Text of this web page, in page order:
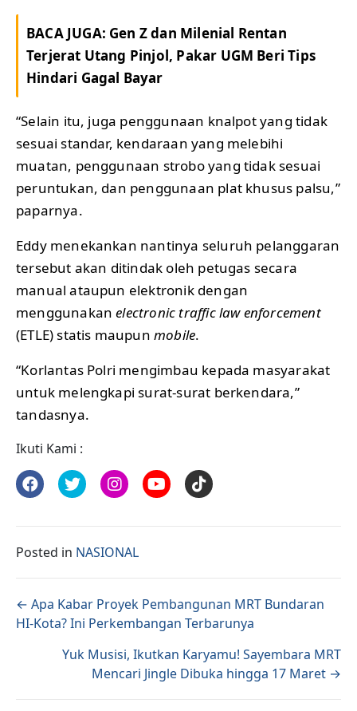
BACA JUGA: Gen Z dan Milenial Rentan
Terjerat Utang Pinjol, Pakar UGM Beri Tips
Hindari Gagal Bayar
“Selain itu, juga penggunaan knalpot yang tidak
sesuai standar, kendaraan yang melebihi
muatan, penggunaan strobo yang tidak sesuai
peruntukan, dan penggunaan plat khusus palsu,”
paparnya.
Eddy menekankan nantinya seluruh pelanggaran
tersebut akan ditindak oleh petugas secara
manual ataupun elektronik dengan
menggunakanelectronic traffic law enforcement
(ETLE) statis maupun mobile.
“Korlantas Polri mengimbau kepada masyarakat
untuk melengkapi surat-surat berkendara,”
tandasnya.
Ikuti Kami :
Posted in NASIONAL
Posts navigation
← Apa Kabar Proyek Pembangunan MRT Bundaran
HI-Kota? Ini Perkembangan Terbarunya
Yuk Musisi, Ikutkan Karyamu! Sayembara MRT
Mencari Jingle Dibuka hingga 17 Maret →